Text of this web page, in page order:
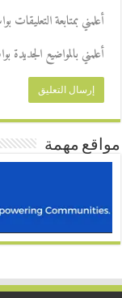
أعلمني بمتابعة التعليقات
أعلمني بالمواضيع الجديدة
مواقع مهمة